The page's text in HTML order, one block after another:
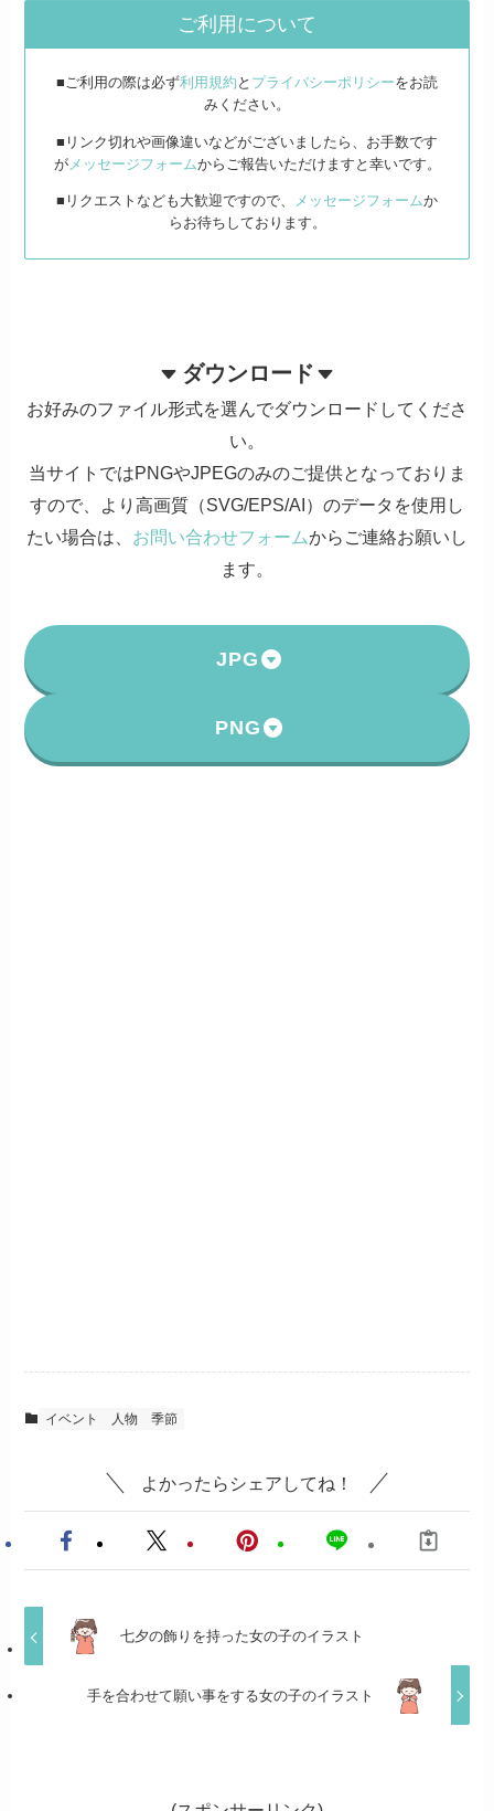
ご利用について
■ご利用の際は必ず利用規約 と プライバシーポリシーをお読
みください。
■リンク切れや画像違いなどがございましたら、お手数です
がメッセージフォームからご報告いただけますと幸いです。
■リクエストなども大歓迎ですので、 メッセージフォームか
らお待ちしております。
ダウンロード
お好みのファイル形式を選んでダウンロードしてくださ
い。
当サイトではPNGやJPEGのみのご提供となっておりま
すので、より高画質（SVG/EPS/AI）のデータを使用し
たい場合は、 お問い合わせフォームからご連絡お願いし
ます。
JPG
PNG
イベント 人物 季節
よかったらシェアしてね！
七夕の飾りを持った女の子のイラスト
手を合わせて願い事をする女の子のイラスト